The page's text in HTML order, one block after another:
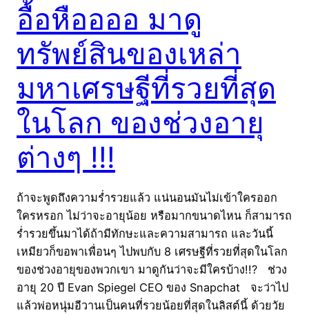
อื้อหืออออ มาดู
ทรัพย์สินของเหล่า
มหาเศรษฐีที่รวยที่สุด
ในโลก ของช่วงอายุ
ต่างๆ !!!
ถ้าจะพูดถึงความร่ำรวยแล้ว แน่นอนมันไม่เข้าใครออก
ใครหรอก ไม่ว่าจะอายุน้อย หรือมากขนาดไหน ก็สามารถ
ร่ำรวยขึ้นมาได้ถ้ามีทักษะและความสามารถ และวันนี้
เหมียวก็ขอพาเพื่อนๆ ไปพบกับ 8 เศรษฐีที่รวยที่สุดในโลก
ของช่วงอายุของพวกเขา มาดูกันว่าจะมีใครบ้าง!!? ช่วง
อายุ 20 ปี Evan Spiegel CEO ของ Snapchat จะว่าไป
แล้วพ่อหนุ่มอีวานเป็นคนที่รวยน้อยที่สุดในลิสต์นี้ ด้วยวัย